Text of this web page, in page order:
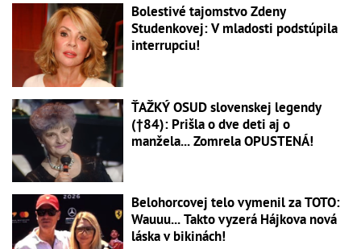
Bolestivé tajomstvo Zdeny
Studenkovej: V mladosti podstúpila
interrupciu!
ŤAŽKÝ OSUD slovenskej legendy
(†84): Prišla o dve deti aj o
manžela... Zomrela OPUSTENÁ!
Belohorcovej telo vymenil za TOTO:
Wauuu... Takto vyzerá Hájkova nová
láska v bikinách!